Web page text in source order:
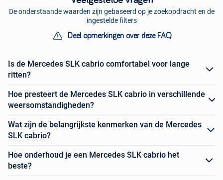
De onderstaande waarden zijn gebaseerd op je zoekopdracht en de
ingestelde filters
Deel opmerkingen over deze FAQ
Is de Mercedes SLK cabrio comfortabel voor lange
ritten?
Hoe presteert de Mercedes SLK cabrio in verschillende
weersomstandigheden?
Wat zijn de belangrijkste kenmerken van de Mercedes
SLK cabrio?
Hoe onderhoud je een Mercedes SLK cabrio het
beste?